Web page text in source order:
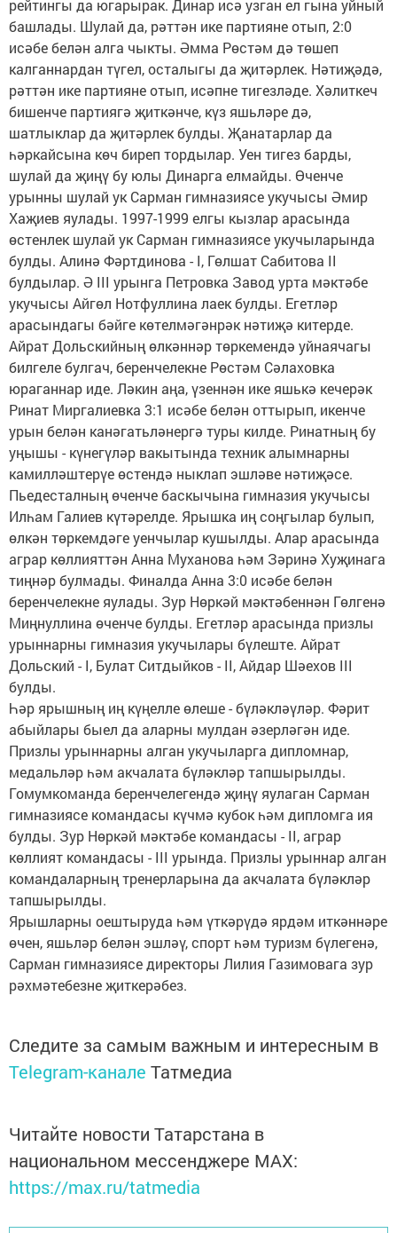
рейтингы да югарырак. Динар исә узган ел гына уйный
башлады. Шулай да, рәттән ике партияне отып, 2:0
исәбе белән алга чыкты. Әмма Рөстәм дә төшеп
калганнардан түгел, осталыгы да җитәрлек. Нәтиҗәдә,
рәттән ике партияне отып, исәпне тигезләде. Хәлиткеч
бишенче партиягә җиткәнче, күз яшьләре дә,
шатлыклар да җитәрлек булды. Җанатарлар да
һәркайсына көч биреп тордылар. Уен тигез барды,
шулай да җиңү бу юлы Динарга елмайды. Өченче
урынны шулай ук Сарман гимназиясе укучысы Әмир
Хаҗиев яулады. 1997-1999 елгы кызлар арасында
өстенлек шулай ук Сарман гимназиясе укучыларында
булды. Алинә Фәртдинова - I, Гөлшат Сабитова II
булдылар. Ә III урынга Петровка Завод урта мәктәбе
укучысы Айгөл Нотфуллина лаек булды. Егетләр
арасындагы бәйге көтелмәгәнрәк нәтиҗә китерде.
Айрат Дольскийның өлкәннәр төркемендә уйнаячагы
билгеле булгач, беренчелекне Рөстәм Сәлаховка
юраганнар иде. Ләкин аңа, үзеннән ике яшькә кечерәк
Ринат Миргалиевка 3:1 исәбе белән оттырып, икенче
урын белән канәгатьләнергә туры килде. Ринатның бу
уңышы - күнегүләр вакытында техник алымнарны
камилләштерүе өстендә ныклап эшләве нәтиҗәсе.
Пьедесталның өченче баскычына гимназия укучысы
Илһам Галиев күтәрелде. Ярышка иң соңгылар булып,
өлкән төркемдәге уенчылар кушылды. Алар арасында
аграр көллияттән Анна Муханова һәм Зәринә Хуҗинага
тиңнәр булмады. Финалда Анна 3:0 исәбе белән
беренчелекне яулады. Зур Нөркәй мәктәбеннән Гөлгенә
Миңнуллина өченче булды. Егетләр арасында призлы
урыннарны гимназия укучылары бүлеште. Айрат
Дольский - I, Булат Ситдыйков - II, Айдар Шәехов III
булды.
Һәр ярышның иң күңелле өлеше - бүләкләүләр. Фәрит
абыйлары быел да аларны мулдан әзерләгән иде.
Призлы урыннарны алган укучыларга дипломнар,
медальләр һәм акчалата бүләкләр тапшырылды.
Гомумкоманда беренчелегендә җиңү яулаган Сарман
гимназиясе командасы күчмә кубок һәм дипломга ия
булды. Зур Нөркәй мәктәбе командасы - II, аграр
көллият командасы - III урында. Призлы урыннар алган
командаларның тренерларына да акчалата бүләкләр
тапшырылды.
Ярышларны оештыруда һәм үткәрүдә ярдәм иткәннәре
өчен, яшьләр белән эшләү, спорт һәм туризм бүлегенә,
Сарман гимназиясе директоры Лилия Газимовага зур
рәхмәтебезне җиткерәбез.
Следите за самым важным и интересным в
Telegram-канале Татмедиа
Читайте новости Татарстана в
национальном мессенджере MАХ:
https://max.ru/tatmedia